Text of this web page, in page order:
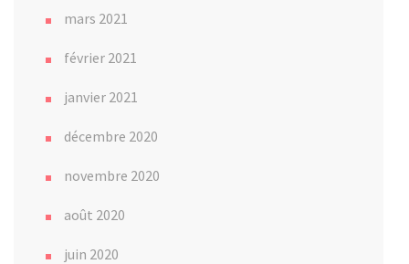
mars 2021
février 2021
janvier 2021
décembre 2020
novembre 2020
août 2020
juin 2020